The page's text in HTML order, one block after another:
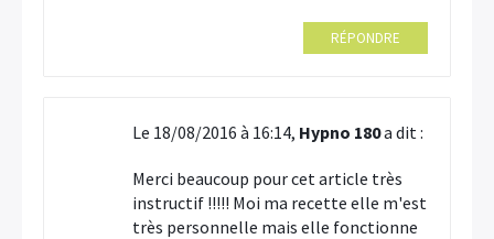
RÉPONDRE
Le 18/08/2016 à 16:14, Hypno 180a dit :
Merci beaucoup pour cet article très
instructif !!!!! Moi ma recette elle m'est
très personnelle mais elle fonctionne